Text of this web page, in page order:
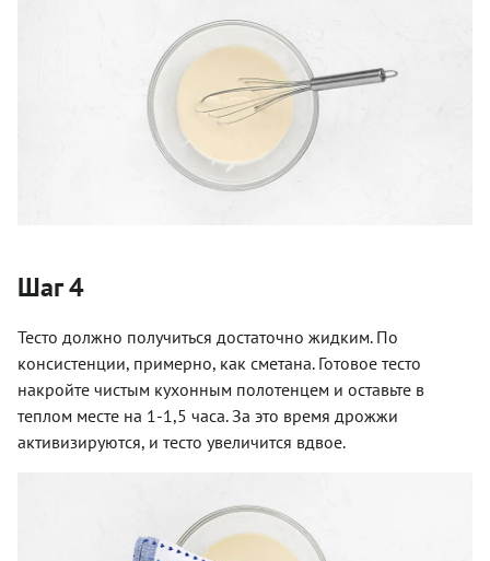
Шаг 4
Тесто должно получиться достаточно жидким. По
консистенции, примерно, как сметана. Готовое тесто
накройте чистым кухонным полотенцем и оставьте в
теплом месте на 1-1,5 часа. За это время дрожжи
активизируются, и тесто увеличится вдвое.